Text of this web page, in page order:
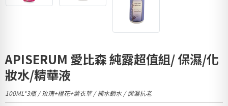
APISERUM 愛比森 純露超值組/ 保濕/化
妝水/精華液
100ML*3瓶 / 玫瑰+橙花+薰衣草 / 補水鎖水 / 保濕抗老